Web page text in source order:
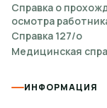
Справка о
осмотра
Справка 127/о
Медицинская
ИНФОРМАЦИЯ